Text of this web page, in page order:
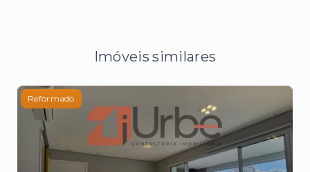
Imóveis similares
Reformado